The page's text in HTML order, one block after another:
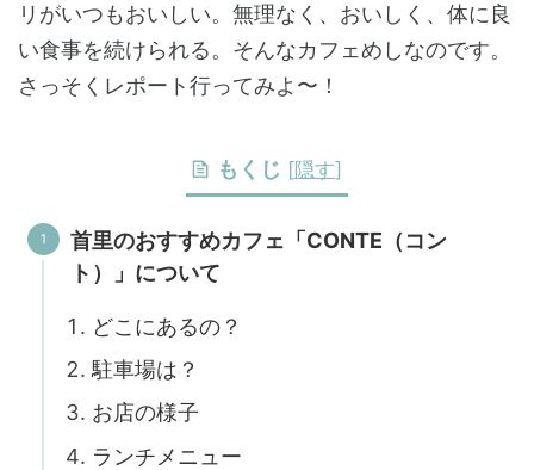
リがいつもおいしい。無理なく、おいしく、体に良
い食事を続けられる。そんなカフェめしなのです。
さっそくレポート行ってみよ〜！
もくじ [隠す]
首里のおすすめカフェ「CONTE（コン
ト）」について
どこにあるの？
駐車場は？
お店の様子
ランチメニュー